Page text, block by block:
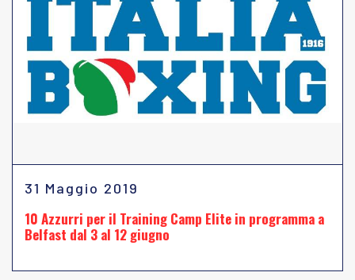
31 Maggio 2019
10 Azzurri per il Training Camp Elite in programma a
Belfast dal 3 al 12 giugno